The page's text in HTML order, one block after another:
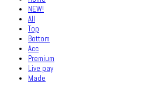
NEW!
All
Top
Bottom
Acc
Premium
Live pay
Made